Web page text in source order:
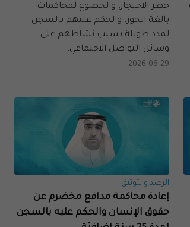
خطر الاحتجاز، والخضوع لمحاكمات
بالغة الجور، والحكم عليهم بالسجن
لمدد طويلة بسبب نشاطهم على
وسائل التواصل الاجتماعي.
2026-06-29
الرصد والتوثيق
إعادة محاكمة مدافع مخضرم عن
حقوق الإنسان والحكم عليه بالسجن